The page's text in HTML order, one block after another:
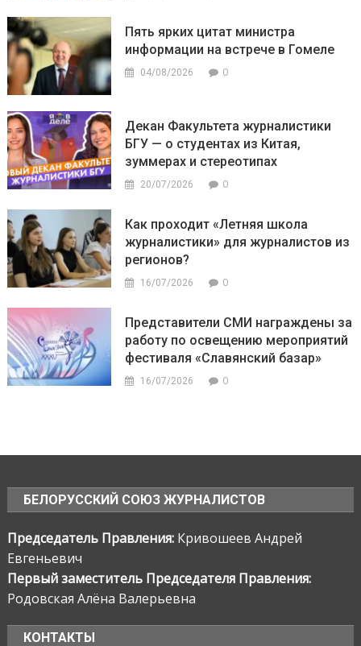
Пять ярких цитат министра
информации на встрече в Гомеле
04/08/2026 0
Декан Факультета журналистики
БГУ — о студентах из Китая,
зуммерах и стереотипах
20/07/2026 0
Как проходит «Летняя школа
журналистики» для журналистов из
регионов?
16/07/2026 0
Представители СМИ награждены за
работу по освещению мероприятий
фестиваля «Славянский базар»
16/07/2026 0
БЕЛОРУССКИЙ СОЮЗ ЖУРНАЛИСТОВ
Председатель Правления: Кривошеев Андрей
Евгеньевич
Первый заместитель Председателя Правления:
Родовская Алёна Валерьевна
КОНТАКТЫ